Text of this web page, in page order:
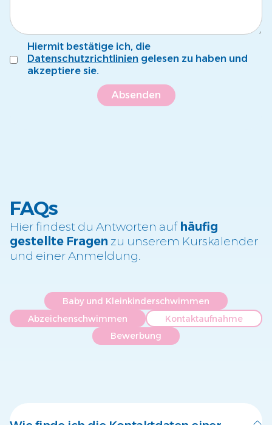
Fröschli
Seepferdli
Hiermit bestätige ich, die
Datenschutzrichtlinien gelesen zu haben und
akzeptiere sie.
FAQs
Hier findest du Antworten auf häufig
gestellte Fragen zu unserem Kurskalender
und einer Anmeldung.
Baby und Kleinkinderschwimmen
Abzeichenschwimmen
Kontaktaufnahme
Bewerbung